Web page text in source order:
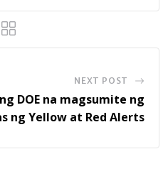
NEXT POST
DOE na magsumite ng
ng Yellow at Red Alerts